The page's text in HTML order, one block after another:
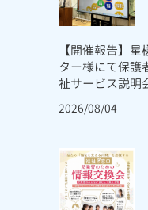
【開催報告】
ター様にて保護
祉サービス説明
2026/08/04